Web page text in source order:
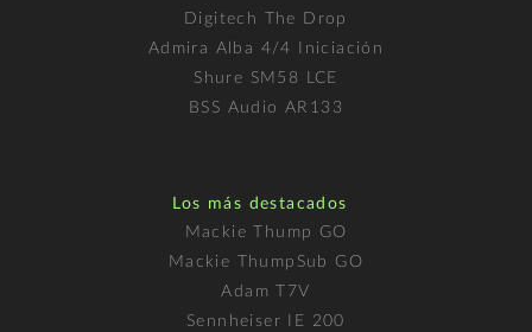
Digitech The Drop
Admira Alba 4/4 Iniciación
Shure SM58 LCE
BSS Audio AR133
Los más destacados
Mackie Thump GO
Mackie ThumpSub GO
Adam T7V
Sennheiser IE 200